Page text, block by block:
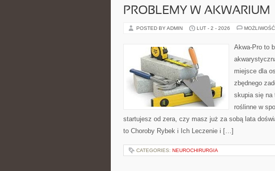
PROBLEMY W AKWARIUM
POSTED BY ADMIN LUT - 2 - 2026
Akwa-Pro to
miejsce dla
zbędnego
skupia się na
roślinne w
startujesz od zera, czy masz już za sobą lata
to Choroby Rybek i Ich Leczenie i […]
CATEGORIES: NEUROCHIRURGIA